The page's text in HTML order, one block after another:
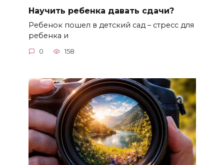
Научить ребенка давать сдачи?
Ребенок пошел в детский сад – стресс для
ребенка и
0 158